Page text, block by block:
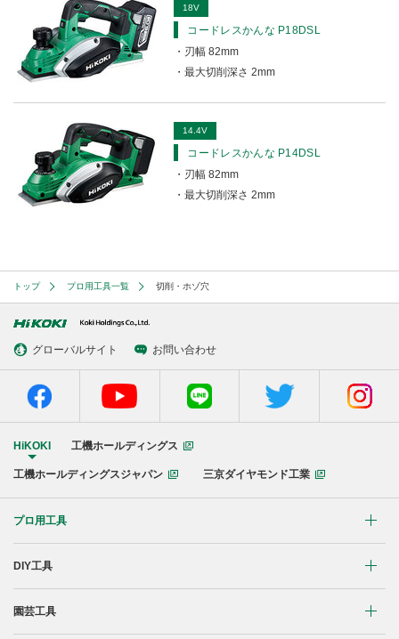
18V
コードレスかんな P18DSL
刃幅 82mm
最大切削深さ 2mm
14.4V
コードレスかんな P14DSL
刃幅 82mm
最大切削深さ 2mm
トップ プロ用工具一覧 切削・ホゾ穴
グローバルサイト お問い合わせ
HiKOKI 工機ホールディングス
工機ホールディングスジャパン 三京ダイヤモンド工業
プロ用工具
リチウムイオンコードレス製品
ブラシレスモーター搭載製品
DIY工具
穴あけ・締付け
園芸工具